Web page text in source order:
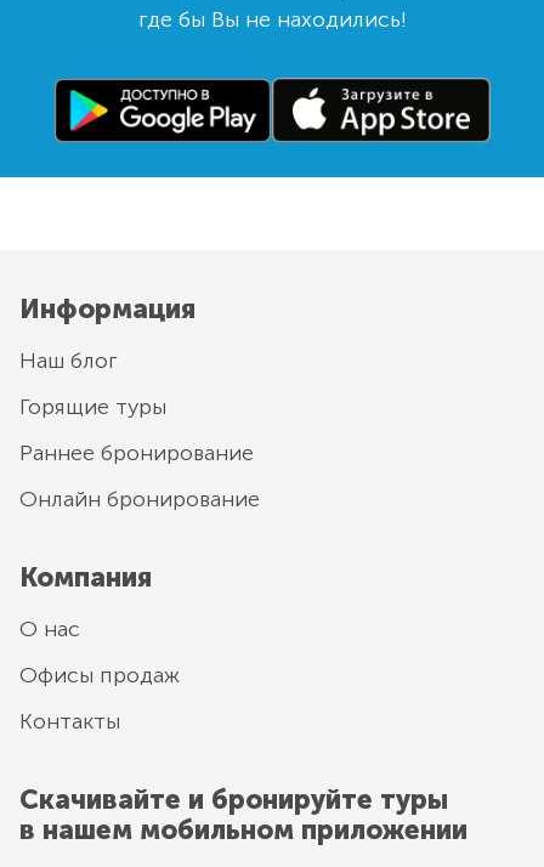
где бы Вы не находились!
Информация
Наш блог
Горящие туры
Раннее бронирование
Онлайн бронирование
Компания
О нас
Офисы продаж
Контакты
Скачивайте и бронируйте туры
в нашем мобильном приложении